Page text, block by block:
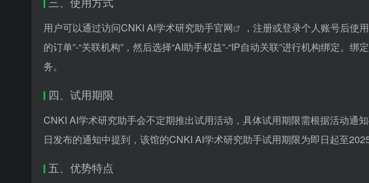
用户可以通过访问CNKI AI学术研究助手官网
，注册或登录个人账号后使
的订单”-“关联机构”，然后选择“AI助手权益”-“IP自动关联”进行机构绑定。
务。
四、试用期限
CNKI AI学术研究助手会不定期推出试用活动，具体试用期限需根据活动通
日发布的通知中提到，该馆的CNKI AI学术研究助手试用期限为即日起至2025
五、优势特点